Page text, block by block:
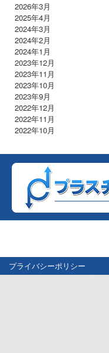
2026年3月
2025年4月
2024年3月
2024年2月
2024年1月
2023年12月
2023年11月
2023年10月
2023年9月
2022年12月
2022年11月
2022年10月
プライバシーポリシー